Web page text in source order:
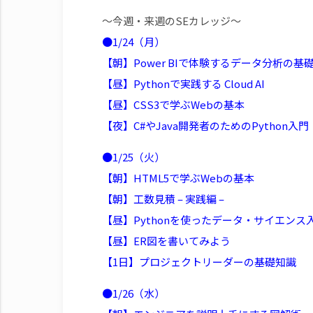
～今週・来週のSEカレッジ～
●1/24（月）
【朝】Power BIで体験するデータ分析の基
【昼】Pythonで実践する Cloud AI
【昼】CSS3で学ぶWebの基本
【夜】C#やJava開発者のためのPython入門
●1/25（火）
【朝】HTML5で学ぶWebの基本
【朝】工数見積 – 実践編 –
【昼】Pythonを使ったデータ・サイエンス
【昼】ER図を書いてみよう
【1日】プロジェクトリーダーの基礎知識
●1/26（水）